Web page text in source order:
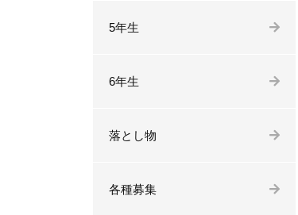
5年生
6年生
落とし物
各種募集